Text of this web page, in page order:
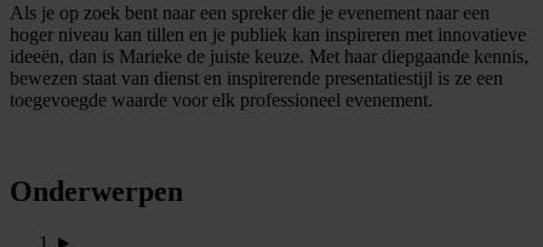
Als je op zoek bent naar een spreker die je evenement naar een
hoger niveau kan tillen en je publiek kan inspireren met innovatieve
ideeën, dan is Marieke de juiste keuze. Met haar diepgaande kennis,
bewezen staat van dienst en inspirerende presentatiestijl is ze een
toegevoegde waarde voor elk professioneel evenement.
Onderwerpen